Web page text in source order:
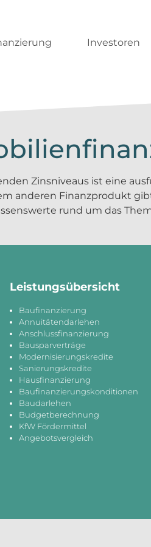
Investoren
Zinsniveaus ist eine
anderen Finanzprodukt
rund um das
Leistungs­übersicht
Baufinanzierung
Annuitätendarlehen
Anschlussfinanzierung
Bausparverträge
Modernisierungskredite
Sanierungskredite
Hausfinanzierung
Baufinanzierungskonditionen
Baudarlehen
Budgetberechnung
KfW Fördermittel
Angebotsvergleich